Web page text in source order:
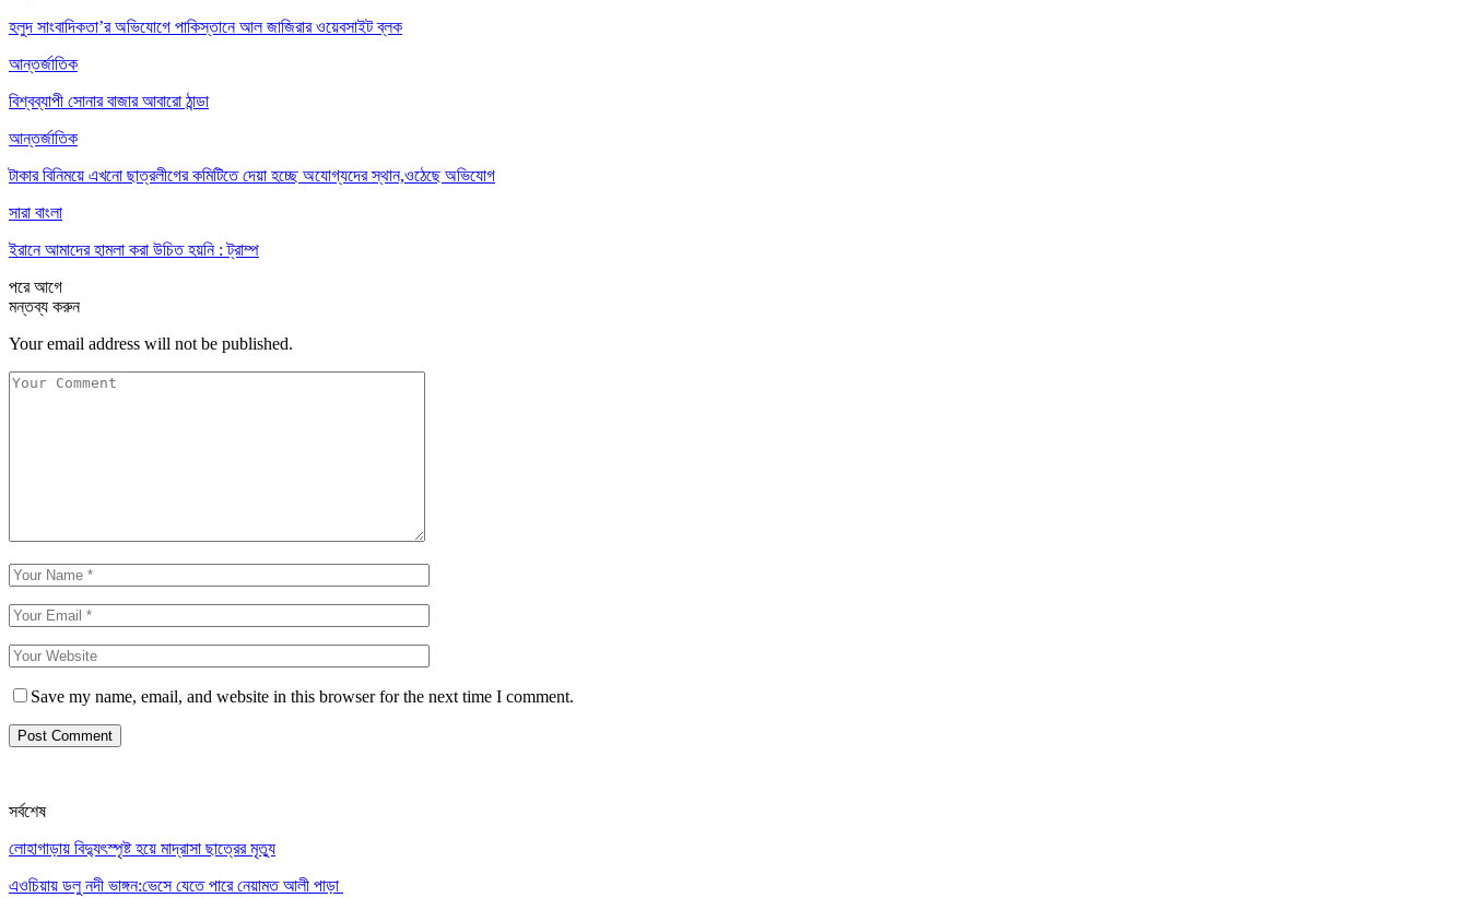
হলুদ সাংবাদিকতা’র অভিযোগে পাকিস্তানে আল জাজিরার ওয়েবসাইট ব্লক
আন্তর্জাতিক
বিশ্বব্যাপী সোনার বাজার আবারো ঠান্ডা
আন্তর্জাতিক
টাকার বিনিময়ে এখনো ছাত্রলীগের কমিটিতে দেয়া হচ্ছে অযোগ্যদের স্থান,ওঠেছে অভিযোগ
সারা বাংলা
ইরানে আমাদের হামলা করা উচিত হয়নি : ট্রাম্প
পরেআগে
মন্তব্য করুন
Your email address will not be published.
Save my name, email, and website in this browser for the next time I comment.
সর্বশেষ
লোহাগাড়ায় বিদ্যুৎস্পৃষ্ট হয়ে মাদ্রাসা ছাত্রের মৃত্যু
এওচিয়ায় ডলু নদী ভাঙ্গন:ভেসে যেতে পারে নেয়ামত আলী পাড়া